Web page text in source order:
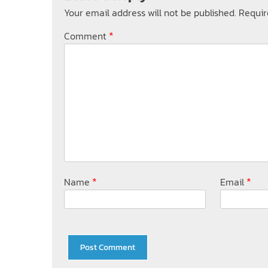
Your email address will not be published.
Comment *
Name * Email *